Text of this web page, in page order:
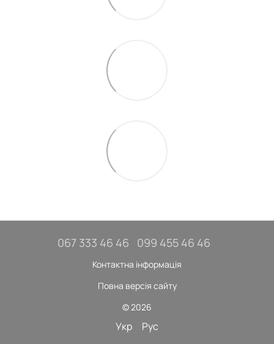
067 333 46 46 099 455 46 46
Контактна інформація
Повна версія сайту
© 2026
Укр Рус